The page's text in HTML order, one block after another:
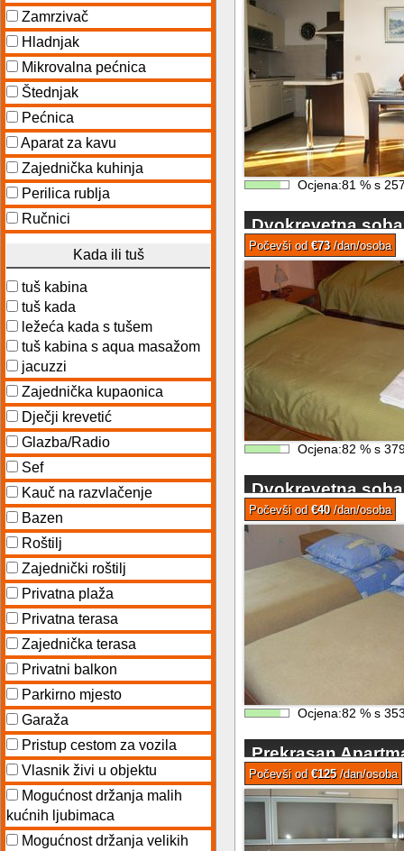
Zamrzivač
Hladnjak
Mikrovalna pećnica
Štednjak
Pećnica
Aparat za kavu
Zajednička kuhinja
Perilica rublja
Ručnici
Kada ili tuš
tuš kabina
tuš kada
ležeća kada s tušem
tuš kabina s aqua masažom
jacuzzi
Zajednička kupaonica
Dječji krevetić
Glazba/Radio
Sef
Kauč na razvlačenje
Bazen
Roštilj
Zajednički roštilj
Privatna plaža
Privatna terasa
Zajednička terasa
Privatni balkon
Parkirno mjesto
Garaža
Pristup cestom za vozila
Vlasnik živi u objektu
Mogućnost držanja malih
kućnih ljubimaca
Mogućnost držanja velikih
Ocjena:81 % s
Dvokrevetna
malom hotelu
Počevši od €73/dan/osoba
Ocjena:82 % s
Dvokrevetna
Počevši od €40/dan/osoba
Ocjena:82 % s
Prekrasan
4-6 osoba
Počevši od €125/dan/osoba